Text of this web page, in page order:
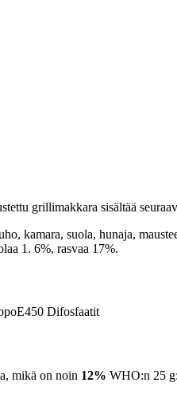
grillimakkara sisältää
kamara, suola, hunaja,
1. 6%, rasvaa 17%.
E450 Difosfaatit
mikä on noin 12% WHO:n 25